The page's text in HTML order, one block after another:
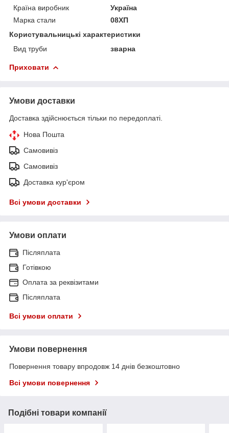
Країна виробник
Україна
Марка стали
08ХП
Користувальницькі характеристики
Вид труби
зварна
Приховати
Умови доставки
Доставка здійснюється тільки по передоплаті.
Нова Пошта
Самовивіз
Самовивіз
Доставка кур'єром
Всі умови доставки
Умови оплати
Післяплата
Готівкою
Оплата за реквізитами
Післяплата
Всі умови оплати
Умови повернення
Повернення товару впродовж 14 днів безкоштовно
Всі умови повернення
Подібні товари компанії